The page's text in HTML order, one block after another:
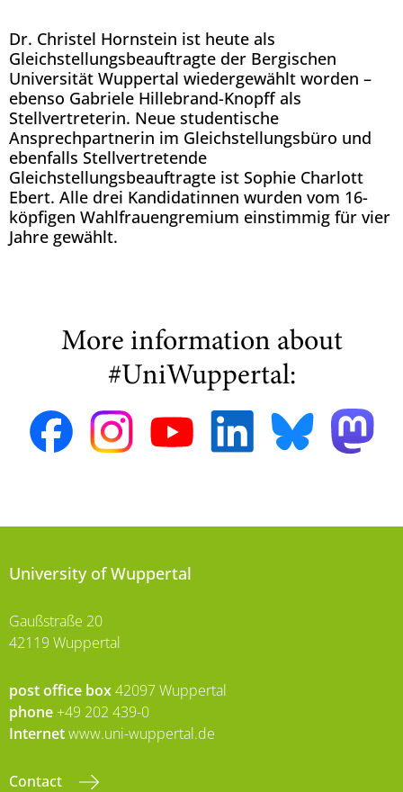
Dr. Christel Hornstein ist heute als
Gleichstellungsbeauftragte der Bergischen
Universität Wuppertal wiedergewählt worden –
ebenso Gabriele Hillebrand-Knopff als
Stellvertreterin. Neue studentische
Ansprechpartnerin im Gleichstellungsbüro und
ebenfalls Stellvertretende
Gleichstellungsbeauftragte ist Sophie Charlott
Ebert. Alle drei Kandidatinnen wurden vom 16-
köpfigen Wahlfrauengremium einstimmig für vier
Jahre gewählt.
More information about
#UniWuppertal:
University of Wuppertal
Gaußstraße 20
42119 Wuppertal
post office box42097 Wuppertal
phone +49 202 439-0
Internetwww.uni-wuppertal.de
Contact